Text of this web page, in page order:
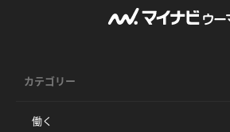
カテゴリー
働く